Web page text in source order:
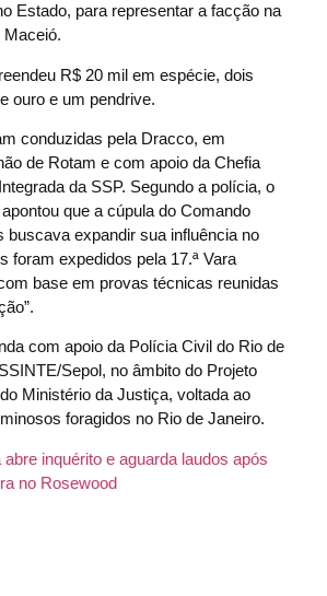
Estado, para representar a facção na
R$ 20 mil em espécie, dois
ouro e um pendrive.
conduzidas pela Dracco, em
de Rotam e com apoio da Chefia
da SSP. Segundo a polícia, o
que a cúpula do Comando
buscava expandir sua influência no
foram expedidos pela 17.ª Vara
base em provas técnicas reunidas
com apoio da Polícia Civil do Rio de
Sepol, no âmbito do Projeto
Ministério da Justiça, voltada ao
foragidos no Rio de Janeiro.
abre inquérito e aguarda laudos após
no Rosewood